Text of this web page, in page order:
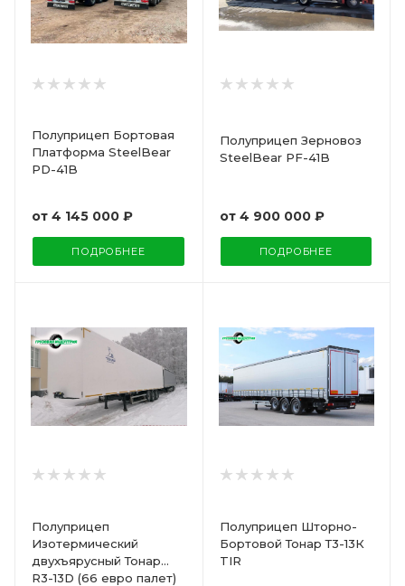
Полуприцеп Бортовая
Платформа SteelBear
PD-41B
от 4 145 000 ₽
ПОДРОБНЕЕ
Полуприцеп Зерновоз
SteelBear PF-41B
от 4 900 000 ₽
ПОДРОБНЕЕ
Полуприцеп
Изотермический
двухъярусный Тонар
R3-13D (66 евро палет)
Полуприцеп Шторно-
Бортовой Тонар Т3-13К
TIR